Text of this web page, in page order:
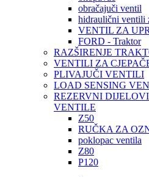
obračajuči ventil
hidraulični ventili
VENTIL ZA
FORD - Traktor
RAZŠIRENJE
VENTILI ZA
PLIVAJUČI VENTILI
LOAD SENSING
REZERVNI
VENTILE
Z50
RUČKA ZA
poklopac ventila
Z80
P120